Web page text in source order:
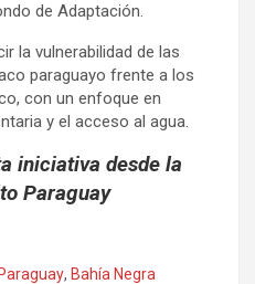
de Adaptación.
la vulnerabilidad de las
paraguayo frente a los
con un enfoque en
y el acceso al agua.
iniciativa desde la
Paraguay
, Bahía Negra